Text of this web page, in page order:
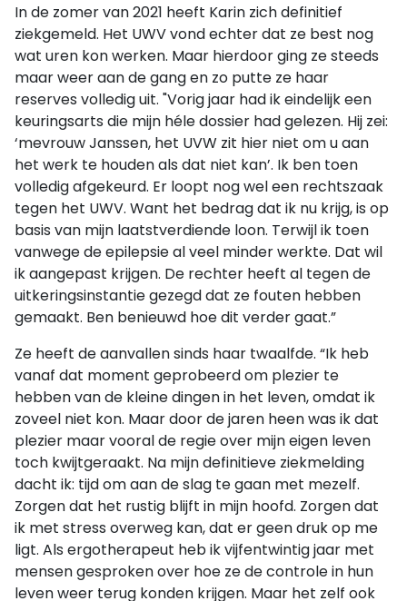
In de zomer van 2021 heeft Karin zich definitief
ziekgemeld. Het UWV vond echter dat ze best nog
wat uren kon werken. Maar hierdoorging ze steeds
maar weer aan de gang en zo putte ze haar
reserves volledig uit. "Vorig jaar had ik eindelijk een
keuringsarts die mijn héle dossier had gelezen. Hij zei:
‘mevrouw Janssen, het UVW zit hier niet om u aan
het werk te houden als dat niet kan’. Ik ben toen
volledig afgekeurd. Er loopt nog wel een rechtszaak
tegen het UWV. Want het bedrag dat ik nu krijg, is op
basis van mijn laatstverdiende loon. Terwijl ik toen
vanwege de epilepsie al veel minder werkte. Dat wil
ik aangepast krijgen. De rechter heeft al tegen de
uitkeringsinstantie gezegd dat ze fouten hebben
gemaakt. Ben benieuwd hoe dit verder gaat.”
Ze heeft de aanvallen sinds haar twaalfde. “Ik heb
vanaf dat moment geprobeerd om plezier te
hebben van de kleine dingen in het leven, omdat ik
zoveel niet kon. Maar door de jaren heen was ik dat
plezier maar vooral de regie over mijn eigen leven
toch kwijtgeraakt. Na mijn definitieve ziekmelding
dacht ik: tijd om aan de slag te gaan met mezelf.
Zorgen dat het rustig blijft in mijn hoofd. Zorgen dat
ik met stress overweg kan, dat er geen druk op me
ligt. Als ergotherapeut heb ik vijfentwintig jaar met
mensen gesproken over hoe ze de controle in hun
leven weer terug konden krijgen. Maar het zelf ook